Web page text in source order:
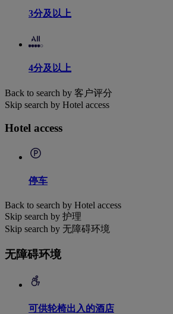
3分及以上
4分及以上
Back to search by 客户评分
Skip search by Hotel access
Hotel access
停车
Back to search by Hotel access
Skip search by 护理
Skip search by 无障碍环境
无障碍环境
可供轮椅出入的酒店